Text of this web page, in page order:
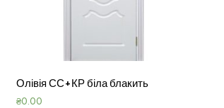
Олівія СС+КР біла блакить
₴0.00